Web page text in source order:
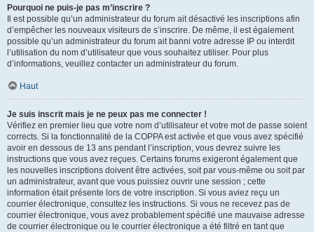
Pourquoi ne puis-je pas m’inscrire ?
Il est possible qu’un administrateur du forum ait désactivé les inscriptions afin
d’empêcher les nouveaux visiteurs de s’inscrire. De même, il est également
possible qu’un administrateur du forum ait banni votre adresse IP ou interdit
l’utilisation du nom d’utilisateur que vous souhaitez utiliser. Pour plus
d’informations, veuillez contacter un administrateur du forum.
Haut
Je suis inscrit mais je ne peux pas me connecter !
Vérifiez en premier lieu que votre nom d’utilisateur et votre mot de passe soient
corrects. Si la fonctionnalité de la COPPA est activée et que vous avez spécifié
avoir en dessous de 13 ans pendant l’inscription, vous devrez suivre les
instructions que vous avez reçues. Certains forums exigeront également que
les nouvelles inscriptions doivent être activées, soit par vous-même ou soit par
un administrateur, avant que vous puissiez ouvrir une session ; cette
information était présente lors de votre inscription. Si vous aviez reçu un
courrier électronique, consultez les instructions. Si vous ne recevez pas de
courrier électronique, vous avez probablement spécifié une mauvaise adresse
de courrier électronique ou le courrier électronique a été filtré en tant que